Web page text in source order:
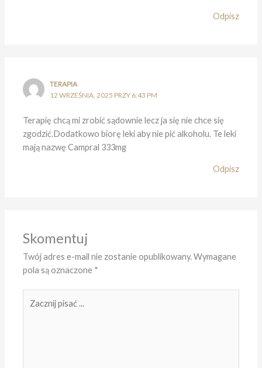
Odpisz
TERAPIA
12 WRZEŚNIA, 2025 PRZY 6:43 PM
Terapię chcą mi zrobić sądownie lecz ja się nie chce się
zgodzić.Dodatkowo biorę leki aby nie pić alkoholu. Te leki
mają nazwę Campral 333mg
Odpisz
Skomentuj
Twój adres e-mail nie zostanie opublikowany.Wymagane
pola są oznaczone *
pisać